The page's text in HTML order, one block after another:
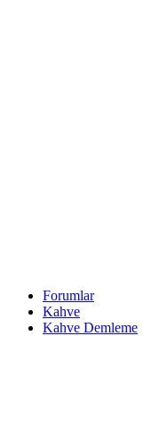
Forumlar
Kahve
Kahve Demleme